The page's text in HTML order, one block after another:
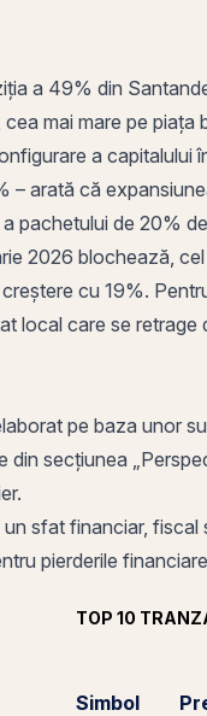
a 49% din
mai mare pe
a
arată că
pachetului de 20%
2026 blochează,
cu 19%.
local care se retrage
pe baza unor
secțiunea
sfat financiar,
pierderile
TOP 10
Simbol